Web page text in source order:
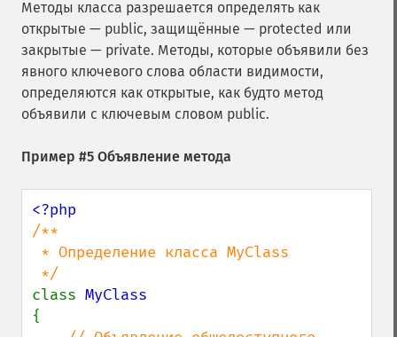
Методы класса разрешается определять как
открытые — public, защищённые — protected или
закрытые — private. Методы, которые объявили без
явного ключевого слова области видимости,
определяются как открытые, как будто метод
объявили с ключевым словом public.
Пример #5 Объявление метода
/**
class
{